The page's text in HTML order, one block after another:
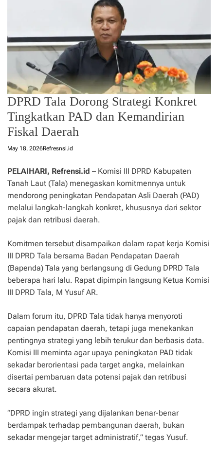
DPRD Tala Dorong Strategi Konkret
Tingkatkan PAD dan Kemandirian
Fiskal Daerah
May 18, 2026Refresnsi.id
PELAIHARI, Refrensi.id – Komisi III DPRD Kabupaten
Tanah Laut (Tala) menegaskan komitmennya untuk
mendorong peningkatan Pendapatan Asli Daerah (PAD)
melalui langkah-langkah konkret, khususnya dari sektor
pajak dan retribusi daerah.
Komitmen tersebut disampaikan dalam rapat kerja Komisi
III DPRD Tala bersama Badan Pendapatan Daerah
(Bapenda) Tala yang berlangsung di Gedung DPRD Tala
beberapa hari lalu. Rapat dipimpin langsung Ketua Komisi
III DPRD Tala, M Yusuf AR.
Dalam forum itu, DPRD Tala tidak hanya menyoroti
capaian pendapatan daerah, tetapi juga menekankan
pentingnya strategi yang lebih terukur dan berbasis data.
Komisi III meminta agar upaya peningkatan PAD tidak
sekadar berorientasi pada target angka, melainkan
disertai pembaruan data potensi pajak dan retribusi
secara akurat.
“DPRD ingin strategi yang dijalankan benar-benar
berdampak terhadap pembangunan daerah, bukan
sekadar mengejar target administratif,” tegas Yusuf.